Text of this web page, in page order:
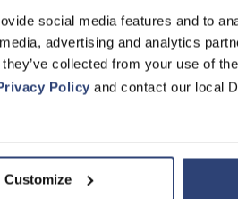
social media features and to
advertising and analytics
collected from your use of
Policy and contact our local
Customize